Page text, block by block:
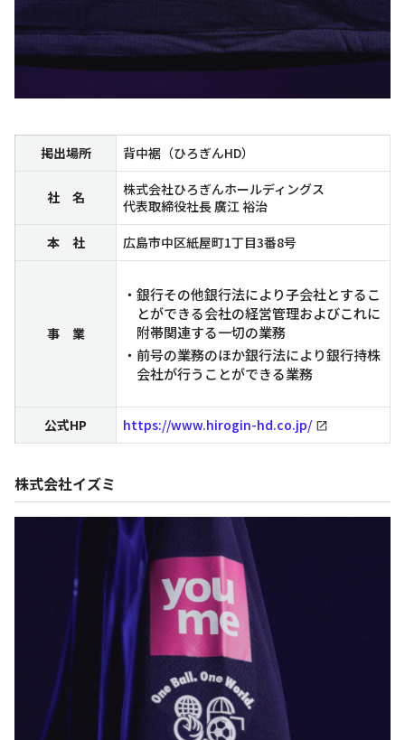
掲出場所 背中裾（ひろぎんHD）
社 名
株式会社ひろぎんホールディングス
代表取締役社長 廣江 裕治
本 社
広島市中区紙屋町1丁目3番8号
事 業
・銀行その他銀行法により子会社とするこ
とができる会社の経営管理およびこれに
附帯関連する一切の業務
・前号の業務のほか銀行法により銀行持株
会社が行うことができる業務
公式HP https://www.hirogin-hd.co.jp/
株式会社イズミ